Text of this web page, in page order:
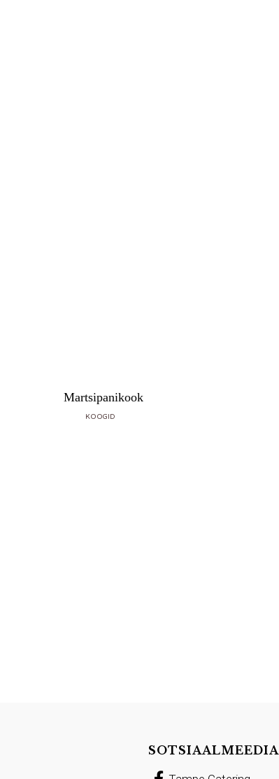
Martsipanikook
KOOGID
SOTSIAALMEEDIA